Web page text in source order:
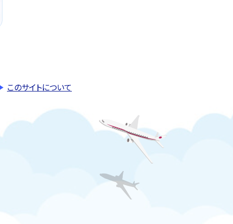
このサイトについて